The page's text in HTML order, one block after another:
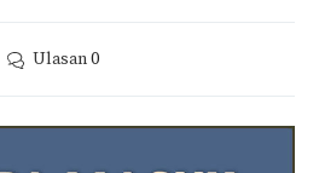
Ulasan0